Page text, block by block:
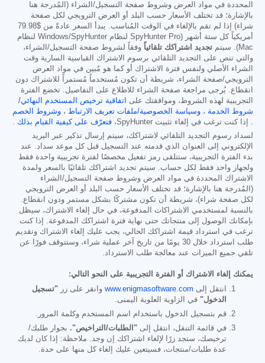
المحددة في مواد العرض وشروط صفحة التسجيل/الشراء (المُدرجة هنا
بالإشارة؛ قد تختلف الأسعار حسب البلد أو العرض الترويجي لكل صفحة
شراء) إذا لم تقم بالإلغاء في الوقت المُناسب. يبدأ السعر عادةً من $79.98
أمريكياً كل ستة أشهر (SpyHunter Pro لنظام Windows/SpyHunter لنظام
Mac). سيتم
تجديد اشتراكك تلقائياً وفقاً لشروط صفحة التسجيل/الشراء،
والتي تنص على التجديد التلقائي برسوم الاشتراك القياسية السارية وقت
الشراء الأصلي ولنفس فترة الاشتراك أو كما هو مُبين في مواد العرض
الترويجي/صفحة الشراء، شريطة أن تكون مُستخدماً مُستمراً للاشتراك دون
انقطاع. يُرجى مراجعة صفحة الشراء للاطلاع على التفاصيل. تخضع الفترة
التجريبية لهذه الشروط، وموافقتك على
اتفاقية ترخيص المستخدم النهائي/
شروط الخدمة ، وسياسة الخصوصية/ملفات تعريف الارتباط ، وشروط الخصم
. إذا كنت ترغب في إلغاء تثبيت SpyHunter،
فتعرّف على كيفية القيام بذلك .
لسداد رسوم التجديد التلقائي لاشتراكك، سيتم إرسال تذكير عبر البريد
الإلكتروني إلى العنوان الذي قدمته عند التسجيل قبل كل موعد سداد. عند
بدء الفترة التجريبية، ستتلقى رمز تفعيل مخصصًا لفترة تجريبية واحدة فقط
ولجهاز واحد فقط لكل حساب. سيتم تجديد اشتراكك تلقائيًا بالسعر ولمدة
الاشتراك المحددة في مواد العرض وشروط صفحة التسجيل/الشراء
(المُدرجة هنا بالإشارة؛ قد تختلف الأسعار حسب البلد أو العرض الترويجي
لكل صفحة شراء)، شريطة أن تكون مشتركًا بشكل مستمر ودون انقطاع.
بالنسبة لمستخدمي الاشتراكات المدفوعة، في حال إلغاء الاشتراك، سيظل
بإمكانك الوصول إلى منتجاتك حتى نهاية فترة اشتراكك المدفوعة. إذا كنت
ترغب في استرداد قيمة اشتراكك الحالي، يجب عليك إلغاء الاشتراك وتقديم
طلب استرداد خلال 30 يومًا من تاريخ آخر عملية شراء، وستتوقف فورًا عن
تلقي جميع الميزات عند معالجة طلب الاسترداد.
يمكنك إلغاء الاشتراك أو الفترة التجريبية على النحو التالي:
انتقل إلى www.enigmasoftware.com وانقر على زر "تسجيل
الدخول" في الزاوية العلوية اليمنى.
قم بتسجيل الدخول باستخدام اسم المستخدم وكلمة المرور.
في قائمة التنقل، انتقل إلى "الطلبات/التراخيص". بجوار طلبك/
ترخيصك، ستجد زرًا لإلغاء اشتراكك إن وجد. ملاحظة: إذا كان لديك
عدة طلبات/منتجات، فسيتعين عليك إلغاء كل منها على حدة.